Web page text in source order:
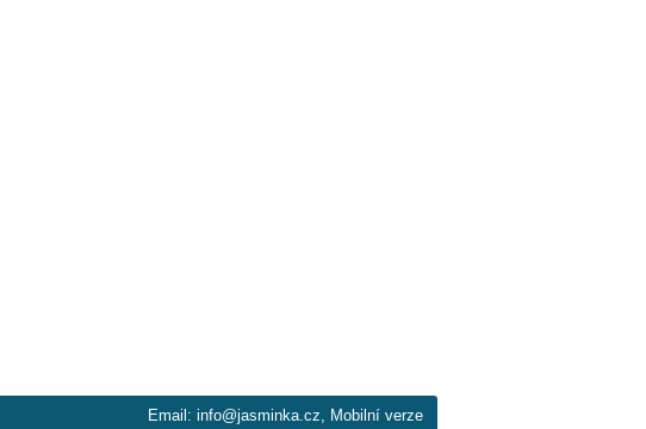
Email: info@jasminka.cz,